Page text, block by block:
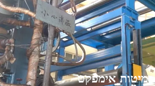
מיטות אימפקט